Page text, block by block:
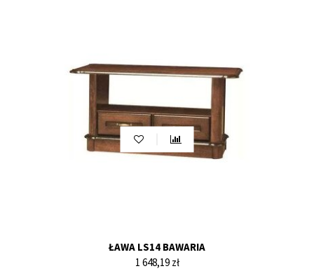
ŁAWA LS14 BAWARIA
Cena
1 648,19 zł